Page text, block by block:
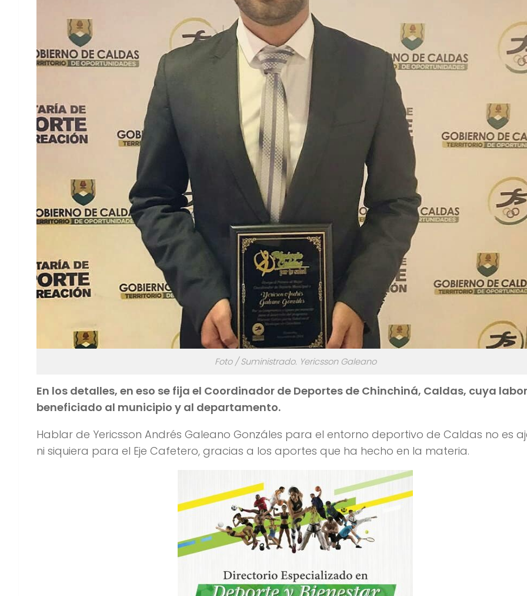
Foto / Suministrado. Yericsson Galeano
En los detalles, en eso se fija el Coordinador de Deportes de Chinchiná, Caldas, cuya
beneficiado al municipio y al departamento.
Hablar de Yericsson Andrés Galeano Gonzáles para el entorno deportivo de Caldas no es
ni siquiera para el Eje Cafetero, gracias a los aportes que ha hecho en la materia.